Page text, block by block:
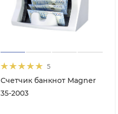
5
Счетчик банкнот Magner
35-2003